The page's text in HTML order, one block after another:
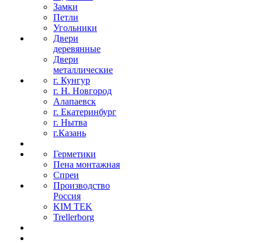
Замки
Петли
Угольники
Двери
деревянные
Двери
металлические
г. Кунгур
г. Н. Новгород
Алапаевск
г. Екатеринбург
г. Нытва
г.Казань
Герметики
Пена монтажная
Спреи
Производство
Россия
KIM TEK
Trellerborg